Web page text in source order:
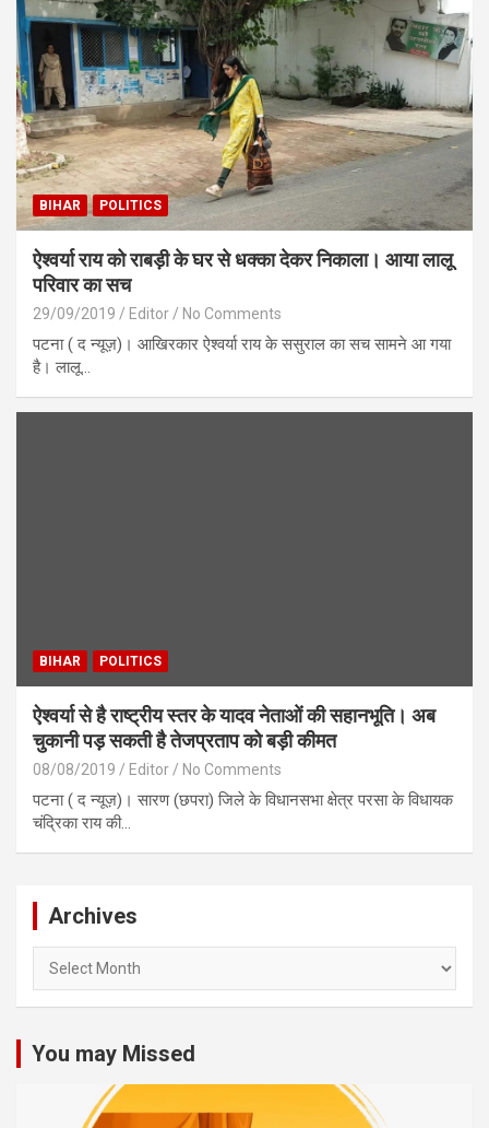
BIHAR POLITICS
ऐश्वर्या राय को राबड़ी के घर से धक्का देकर निकाला। आया लालू
परिवार का सच
29/09/2019 Editor No Comments
पटना ( द न्यूज़)। आखिरकार ऐश्वर्या राय के ससुराल का सच सामने आ गया
है। लालू…
BIHAR POLITICS
ऐश्वर्या से है राष्ट्रीय स्तर के यादव नेताओं की सहानभूति। अब
चुकानी पड़ सकती है तेजप्रताप को बड़ी कीमत
08/08/2019 Editor No Comments
पटना ( द न्यूज़)। सारण (छपरा) जिले के विधानसभा क्षेत्र परसा के विधायक
चंद्रिका राय की…
Archives
You may Missed